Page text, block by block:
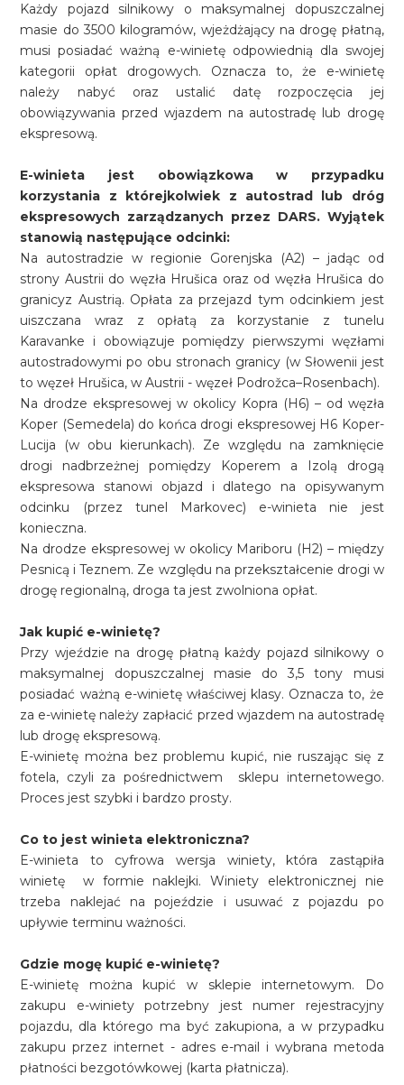
Każdy pojazd silnikowy o maksymalnej dopuszczalnej
masie do 3500 kilogramów, wjeżdżający na drogę płatną,
musi posiadać ważną e-winietę odpowiednią dla swojej
kategorii opłat drogowych. Oznacza to, że e-winietę
należy nabyć oraz ustalić datę rozpoczęcia jej
obowiązywania przed wjazdem na autostradę lub drogę
ekspresową.
E-winieta jest obowiązkowa w przypadku
korzystania z którejkolwiek z autostrad lub dróg
ekspresowych zarządzanych przez DARS. Wyjątek
stanowią następujące odcinki:
Na autostradzie w regionie Gorenjska (A2) – jadąc od
strony Austrii do węzła Hrušica oraz od węzła Hrušica do
granicyz Austrią. Opłata za przejazd tym odcinkiem jest
uiszczana wraz z opłatą za korzystanie z tunelu
Karavanke i obowiązuje pomiędzy pierwszymi węzłami
autostradowymi po obu stronach granicy (w Słowenii jest
to węzeł Hrušica, w Austrii - węzeł Podrožca–Rosenbach).
Na drodze ekspresowej w okolicy Kopra (H6) – od węzła
Koper (Semedela) do końca drogi ekspresowej H6 Koper-
Lucija (w obu kierunkach). Ze względu na zamknięcie
drogi nadbrzeżnej pomiędzy Koperem a Izolą drogą
ekspresowa stanowi objazd i dlatego na opisywanym
odcinku (przez tunel Markovec) e-winieta nie jest
konieczna.
Na drodze ekspresowej w okolicy Mariboru (H2) – między
Pesnicą i Teznem. Ze względu na przekształcenie drogi w
drogę regionalną, droga ta jest zwolniona opłat.
Jak kupić e-winietę?
Przy wjeździe na drogę płatną każdy pojazd silnikowy o
maksymalnej dopuszczalnej masie do 3,5 tony musi
posiadać ważną e-winietę właściwej klasy. Oznacza to, że
za e-winietę należy zapłacić przed wjazdem na autostradę
lub drogę ekspresową.
E-winietę można bez problemu kupić, nie ruszając się z
fotela, czyli za pośrednictwem sklepu internetowego.
Proces jest szybki i bardzo prosty.
Co to jest winieta elektroniczna?
E-winieta to cyfrowa wersja winiety, która zastąpiła
winietę w formie naklejki. Winiety elektronicznej nie
trzeba naklejać na pojeździe i usuwać z pojazdu po
upływie terminu ważności.
Gdzie mogę kupić e-winietę?
E-winietę można kupić w sklepie internetowym. Do
zakupu e-winiety potrzebny jest numer rejestracyjny
pojazdu, dla którego ma być zakupiona, a w przypadku
zakupu przez internet - adres e-mail i wybrana metoda
płatności bezgotówkowej (karta płatnicza).